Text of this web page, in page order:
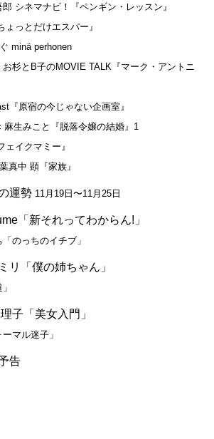
郎 シネマナビ！『ペンギン・レッスン』
ょっとだけエスパー』
minä perhonen
お杉とB子のMOVIE TALK『マーク・アントニ
『原宿の今じゃない企画室』
麻生みこと『脱落令嬢の結婚』1
ェイクマミー』
真中 顕『家族』
運勢 11月19日〜11月25日
「新それってわからん!」
のっちのイチブ」
リ「僕の姉ちゃん」
子「美女入門」
ーマル迷子」
告